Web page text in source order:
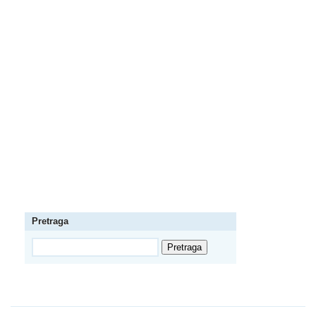
Pretraga